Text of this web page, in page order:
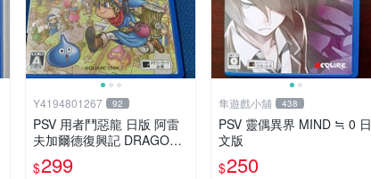
Y4194801267 92
PSV 用者鬥惡龍 日版 阿雷
夫加爾德復興記 DRAGON
QUES
$299
隼遊戲小舖 438
PSV 靈偶異界 MIND ≒ 0 日
文版
$250